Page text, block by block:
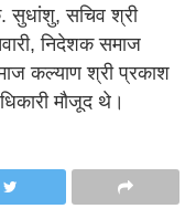
सचिव श्री
निदेशक समाज
कल्याण श्री प्रकाश
मौजूद थे।